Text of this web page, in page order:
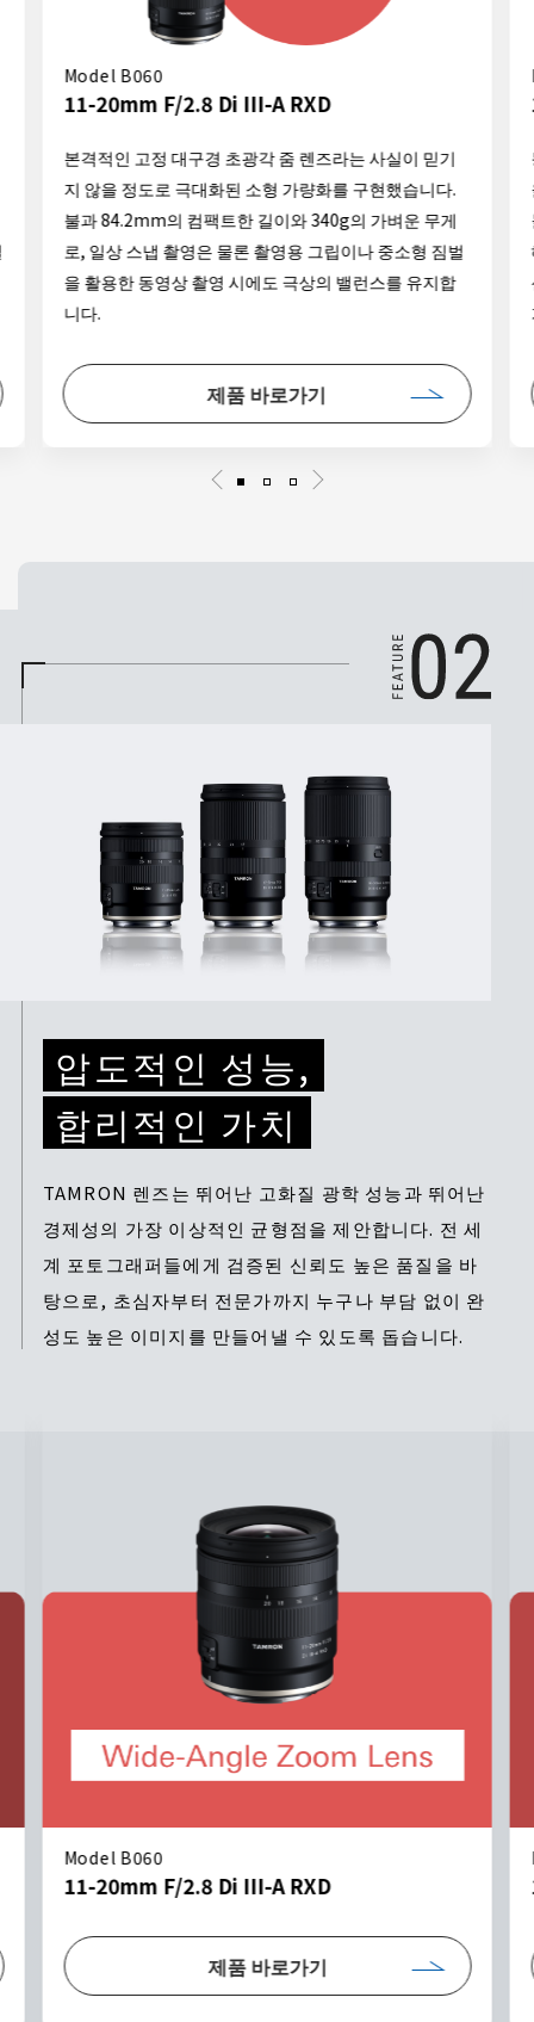
Model B060
11-20mm F/2.8 Di III-A RXD
본격적인 고정 대구경 초광각 줌 렌즈라는 사실이 믿기
지 않을 정도로 극대화된 소형 가량화를 구현했습니다.
불과 84.2mm의 컴팩트한 길이와 340g의 가벼운 무게
로, 일상 스냅 촬영은 물론 촬영용 그립이나 중소형 짐벌
을 활용한 동영상 촬영 시에도 극상의 밸런스를 유지합
니다.
제품 바로가기
압도적인 성능,
합리적인 가치
TAMRON 렌즈는 뛰어난 고화질 광학 성능과 뛰어난
경제성의 가장 이상적인 균형점을 제안합니다. 전 세
계 포토그래퍼들에게 검증된 신뢰도 높은 품질을 바
탕으로, 초심자부터 전문가까지 누구나 부담 없이 완
성도 높은 이미지를 만들어낼 수 있도록 돕습니다.
Model B060
11-20mm F/2.8 Di III-A RXD
제품 바로가기